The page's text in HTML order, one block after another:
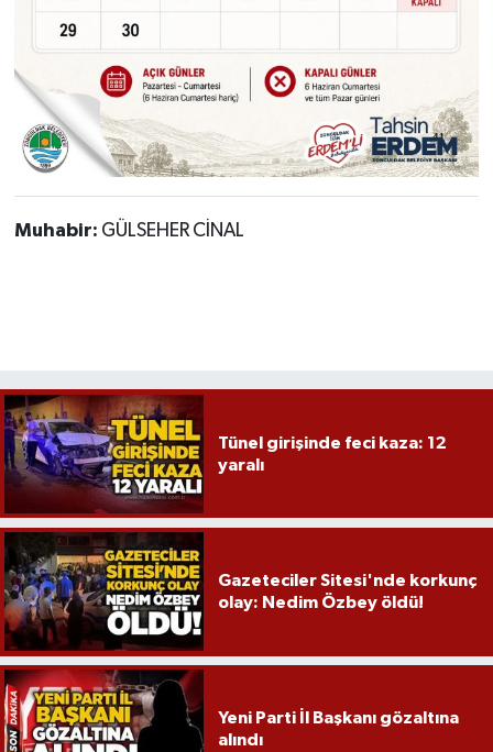
Muhabir: GÜLSEHER CİNAL
Tünel girişinde feci kaza: 12
yaralı
Gazeteciler Sitesi'nde korkunç
olay: Nedim Özbey öldü!
Yeni Parti İl Başkanı gözaltına
alındı